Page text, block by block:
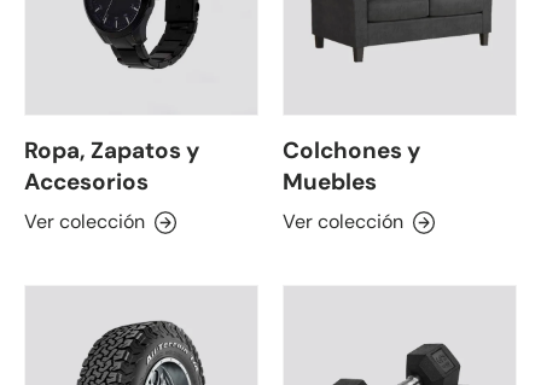
Ropa, Zapatos y
Accesorios
Ver colección
Colchones y
Muebles
Ver colección